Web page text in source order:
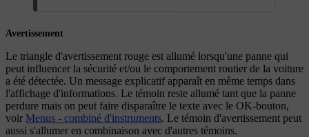
Avertissement
Le triangle d'avertissement rouge est allumé lorsqu'une panne qui
peut influencer la sécurité et/ou le comportement routier de la voiture
a été détectée. Un message explicatif apparaît en même temps dans
l'affichage d'informations. Le témoin reste allumé tant que la panne
perdure mais on peut faire disparaître le texte avec le OK-bouton,
voir Menus - combiné d'instruments. Le témoin d'avertissement peut
aussi s'allumer en combinaison avec d'autres témoins.